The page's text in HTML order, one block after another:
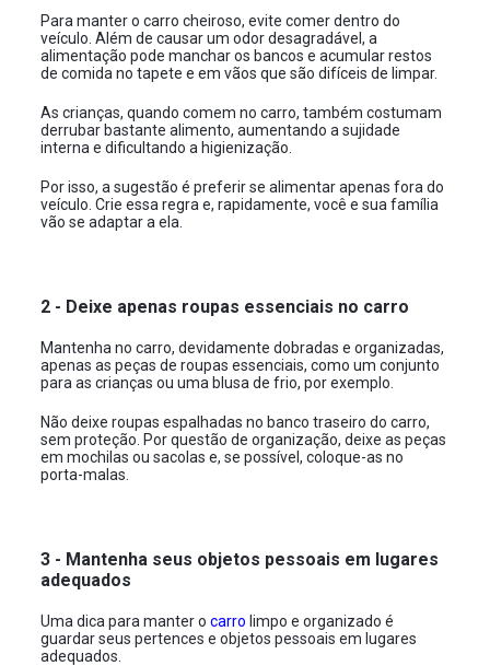
Para manter o carro cheiroso, evite comer dentro do
veículo. Além de causar um odor desagradável, a
alimentação pode manchar os bancos e acumular restos
de comida no tapete e em vãos que são difíceis de limpar.
As crianças, quando comem no carro, também costumam
derrubar bastante alimento, aumentando a sujidade
interna e dificultando a higienização.
Por isso, a sugestão é preferir se alimentar apenas fora do
veículo. Crie essa regra e, rapidamente, você e sua família
vão se adaptar a ela.
2 - Deixe apenas roupas essenciais no carro
Mantenha no carro, devidamente dobradas e organizadas,
apenas as peças de roupas essenciais, como um conjunto
para as crianças ou uma blusa de frio, por exemplo.
Não deixe roupas espalhadas no banco traseiro do carro,
sem proteção. Por questão de organização, deixe as peças
em mochilas ou sacolas e, se possível, coloque-as no
porta-malas.
3 - Mantenha seus objetos pessoais em lugares
adequados
Uma dica para manter ocarro limpo e organizado é
guardar seus pertences e objetos pessoais em lugares
adequados.